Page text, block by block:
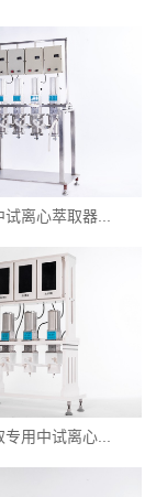
离心萃取器...
用中试离心...